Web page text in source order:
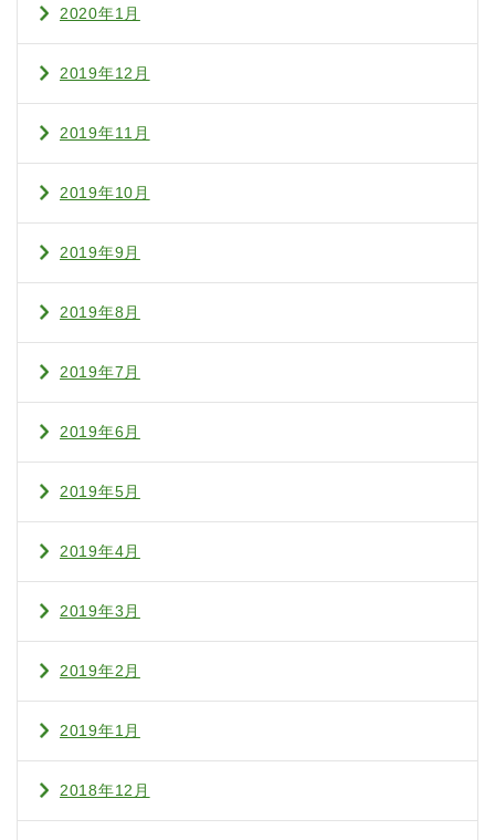
2020年1月
2019年12月
2019年11月
2019年10月
2019年9月
2019年8月
2019年7月
2019年6月
2019年5月
2019年4月
2019年3月
2019年2月
2019年1月
2018年12月